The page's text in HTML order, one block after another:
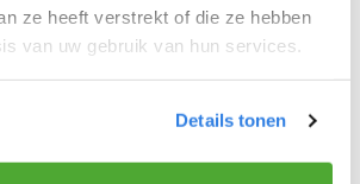
ze heeft verstrekt of die ze hebben
van uw gebruik van hun services.
Details tonen